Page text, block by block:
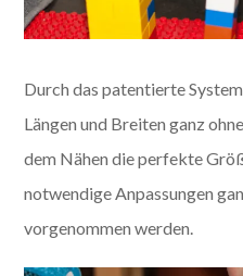
Durch das patentierte
Längen und Breiten ganz
dem Nähen die perfekte
notwendige Anpassungen
vorgenommen werden.